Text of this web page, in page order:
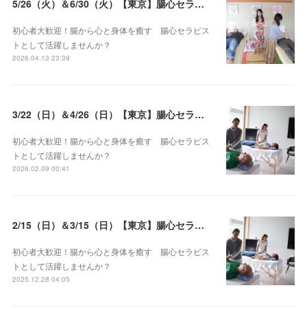
5/26（火）＆6/30（火）【東京】腸心セラピスト養成コース《２日間コース》開講決定
初心者大歓迎！腸から心と身体を癒す 腸心セラピス
トとして活躍しませんか？
2026.04.13 23:39
3/22（日）＆4/26（日）【東京】腸心セラピスト養成コース《２日間コース》開講決定
初心者大歓迎！腸から心と身体を癒す 腸心セラピス
トとして活躍しませんか？
2026.02.09 00:41
2/15（日）＆3/15（日）【東京】腸心セラピスト養成コース《２日間コース》開講決定
初心者大歓迎！腸から心と身体を癒す 腸心セラピス
トとして活躍しませんか？
2025.12.28 04:05